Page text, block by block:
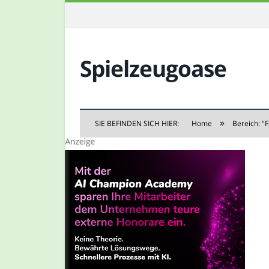
Spielzeugoase
SIE BEFINDEN SICH HIER: Home » Bereich: